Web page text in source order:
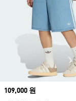
Price
109,000 원